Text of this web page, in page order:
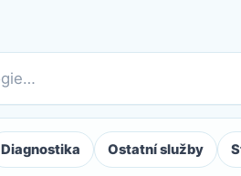
Diagnostika Ostatní služby